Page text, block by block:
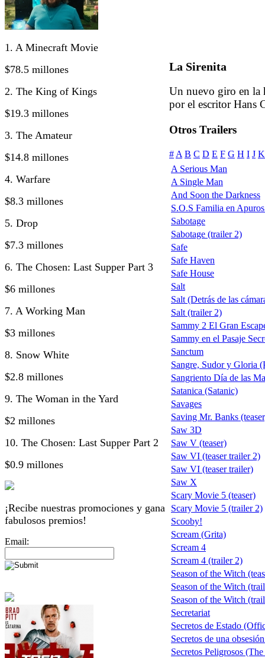
1. A Minecraft Movie
$78.5 millones
2. The King of Kings
$19.3 millones
3. The Amateur
$14.8 millones
4. Warfare
$8.3 millones
5. Drop
$7.3 millones
6. The Chosen: Last Supper Part 3
$6 millones
7. A Working Man
$3 millones
8. Snow White
$2.8 millones
9. The Woman in the Yard
$2 millones
10. The Chosen: Last Supper Part 2
$0.9 millones
¡Recibe nuestras promociones y gana
fabulosos premios!
Email:
La Sirenita
Un nuevo giro en la
por el escritor Hans
Otros Trailers
# A B C D E F G H I J K
A Serious Man
A Single Man
And Soon the Darkness
S.O.S Familia en
Sabotage
Sabotage (trailer 2)
Safe
Safe Haven
Safe House
Salt
Salt (Detrás de las
Salt (trailer 2)
Sammy 2 El Gran
Sammy en el Pasaje
Sanctum
Sangre, Sudor y Gloria
Sangriento Día de las
Satanica (Satanic)
Savages
Saving Mr. Banks
Saw 3D
Saw V (teaser)
Saw VI (teaser trailer 2)
Saw VI (teaser trailer)
Saw X
Scary Movie 5 (teaser)
Scary Movie 5 (trailer 2)
Scooby!
Scream (Grita)
Scream 4
Scream 4 (trailer 2)
Season of the Witch
Season of the Witch
Season of the Witch
Secretariat
Secretos de Estado
Secretos de una
Secretos Peligrosos